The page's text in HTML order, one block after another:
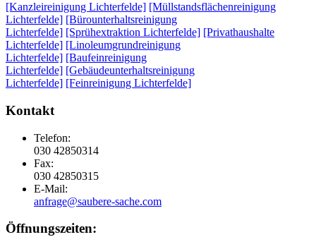
[Kanzleireinigung Lichterfelde] [Müllstandsflächenreinigung
Lichterfelde] [Bürounterhaltsreinigung
Lichterfelde] [Sprühextraktion Lichterfelde] [Privathaushalte
Lichterfelde] [Linoleumgrundreinigung
Lichterfelde] [Baufeinreinigung
Lichterfelde] [Gebäudeunterhaltsreinigung
Lichterfelde] [Feinreinigung Lichterfelde]
Kontakt
Telefon:
030 42850314
Fax:
030 42850315
E-Mail:
anfrage@saubere-sache.com
Öffnungszeiten: